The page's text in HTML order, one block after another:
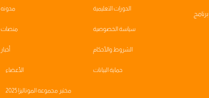
برنامج
الدورات التعليمية
سياسة الخصوصية
الشروط والأحكام
حماية البيانات
مدونه
منصات
أخبار
الأعضاء
مختبر مجموعه الموناليزا 2025